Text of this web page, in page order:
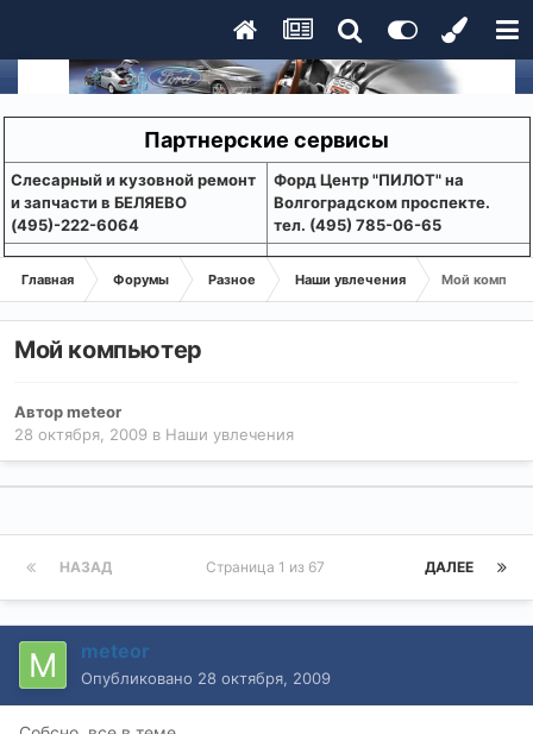
Партнерские сервисы
Слесарный и кузовной ремонт
и запчасти в БЕЛЯЕВО
(495)-222-6064
Форд Центр "ПИЛОТ" на
Волгоградском проспекте.
тел. (495) 785-06-65
Главная Форумы Разное Наши увлечения Мой
Мой компьютер
Авторmeteor
28 октября, 2009 в Наши увлечения
НАЗАД ДАЛЕЕ
Страница 1 из 67
meteor
Опубликовано 28 октября, 2009